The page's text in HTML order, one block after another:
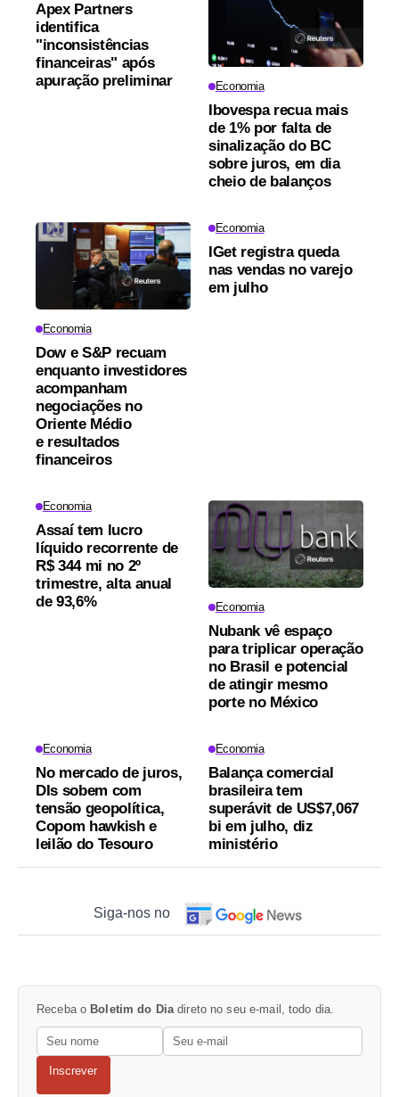
Apex Partners
identifica
"inconsistências
financeiras" após
apuração preliminar
Economia
Ibovespa recua mais
de 1% por falta de
sinalização do BC
sobre juros, em dia
cheio de balanços
Economia
Dow e S&P recuam
enquanto investidores
acompanham
negociações no
Oriente Médio
e resultados
financeiros
Economia
IGet registra queda
nas vendas no varejo
em julho
Economia
Assaí tem lucro
líquido recorrente de
R$ 344 mi no 2º
trimestre, alta anual
de 93,6%
Economia
Nubank vê espaço
para triplicar operação
no Brasil e potencial
de atingir mesmo
porte no México
Economia
No mercado de juros,
DIs sobem com
tensão geopolítica,
Copom hawkish e
leilão do Tesouro
Economia
Balança comercial
brasileira tem
superávit de US$7,067
bi em julho, diz
ministério
Siga-nos no
Receba o Boletim do Dia direto no seu e-mail, todo dia.
Inscrever